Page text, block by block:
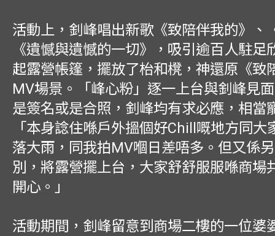
活動上，釗峰唱出新歌《致陪伴我的》、
《遺憾與遺憾的一切》，吸引逾百人駐足
起露營帳篷，擺放了枱和櫈，神還原《致
MV場景。「峰心粉」逐一上台與釗峰見
是簽名或是合照，釗峰均有求必應，相當
「本身諗住喺戶外搵個好Chill嘅地方同大
落大雨，同我拍MV嗰日差唔多。但又係
別，將露營擺上台，大家舒舒服服喺商場
開心。」
活動期間，釗峰留意到商場二樓的一位婆